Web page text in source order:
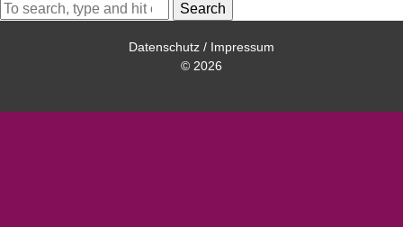
Search
Datenschutz / Impressum
© 2026